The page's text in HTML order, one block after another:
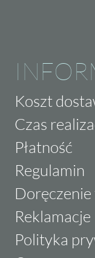
Koszt
Czas
Płatność
Regulamin
Reklamacje
Polityka